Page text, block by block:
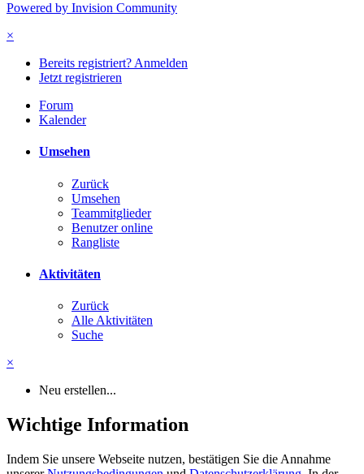
Powered by Invision Community
×
Bereits registriert? Anmelden
Jetzt registrieren
Forum
Kalender
Umsehen
Zurück
Umsehen
Teammitglieder
Benutzer online
Rangliste
Aktivitäten
Zurück
Alle Aktivitäten
Suche
×
Neu erstellen...
Wichtige Information
Indem Sie unsere Webseite nutzen, bestätigen Sie die Annahme